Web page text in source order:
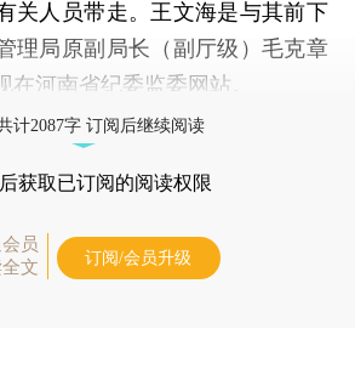
关人员带走。王文海是与其前下
理局原副局长（副厅级）毛克章
在河南省纪委监委网站。
计2087字 订阅后继续阅读
后获取已订阅的阅读权限
员
文
订阅/会员升级